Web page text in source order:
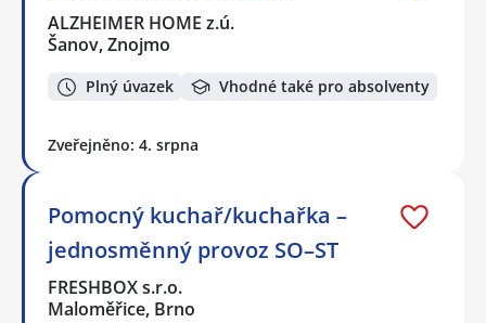
ALZHEIMER HOME z.ú.
Šanov, Znojmo
Plný úvazek Vhodné také pro absolventy
Zveřejněno: 4. srpna
Pomocný kuchař/kuchařka –
jednosměnný provoz SO–ST
FRESHBOX s.r.o.
Maloměřice, Brno